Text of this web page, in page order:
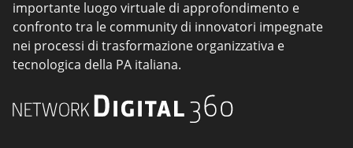
importante luogo virtuale di approfondimento e
confronto tra le community di innovatori impegnate
nei processi di trasformazione organizzativa e
tecnologica della PA italiana.